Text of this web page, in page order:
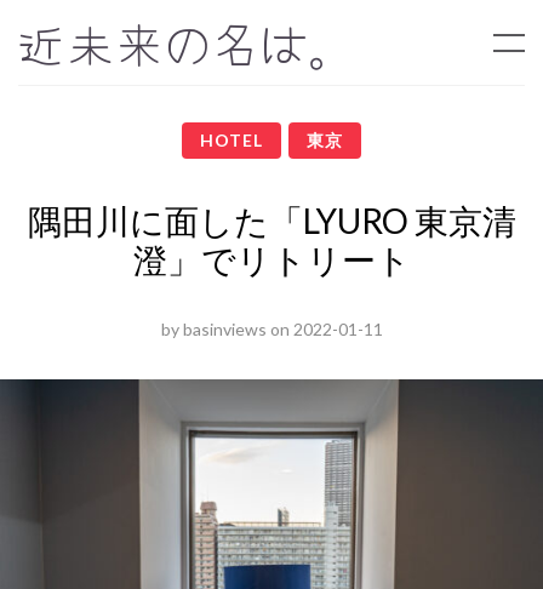
近未来の名は。
HOTEL 東京
隅田川に面した「LYURO 東京清
澄」でリトリート
bybasinviews on 2022-01-11